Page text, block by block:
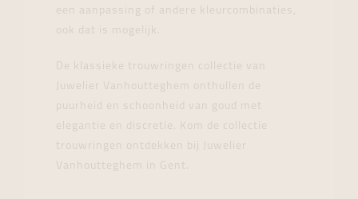
een aanpassing of andere kleurcombinaties,
ook dat is mogelijk.
De klassieke trouwringen collectie van
Juwelier Vanhoutteghem onthullen de
puurheid en schoonheid van goud met
elegantie en discretie. Kom de collectie
trouwringen ontdekken bij Juwelier
Vanhoutteghem in Gent.